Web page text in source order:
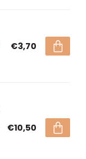
€3,70
€10,50